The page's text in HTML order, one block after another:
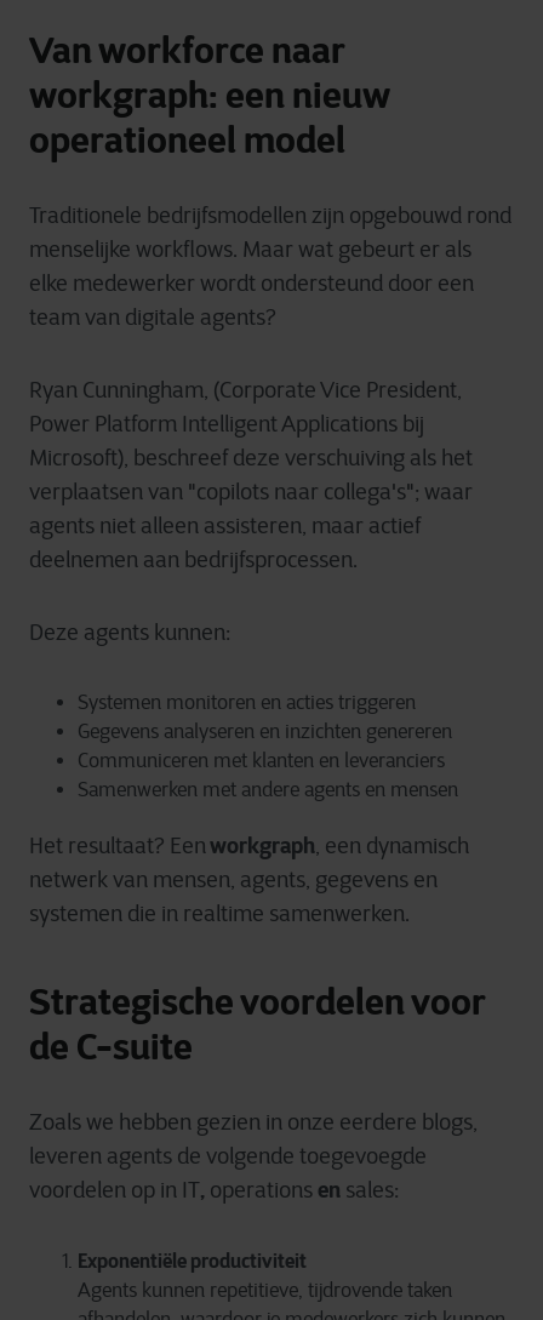
Van workforce naar
workgraph: een nieuw
operationeel model
Traditionele bedrijfsmodellen zijn opgebouwd rond
menselijke workflows. Maar wat gebeurt er als
elke medewerker wordt ondersteund door een
team van digitale agents?
Ryan Cunningham, (Corporate Vice President,
Power Platform Intelligent Applications bij
Microsoft), beschreef deze verschuiving als het
verplaatsen van "copilots naar collega's"; waar
agents niet alleen assisteren, maar actief
deelnemen aan bedrijfsprocessen.
Deze agents kunnen:
Systemen monitoren en acties triggeren
Gegevens analyseren en inzichten genereren
Communiceren met klanten en leveranciers
Samenwerken met andere agents en mensen
Het resultaat? Eenworkgraph, een dynamisch
netwerk van mensen, agents, gegevens en
systemen die in realtime samenwerken.
Strategische voordelen voor
de C-suite
Zoals we hebben gezien in onze eerdere blogs,
leveren agents de volgende toegevoegde
voordelen op in IT, operations en sales:
Exponentiële productiviteit
Agents kunnen repetitieve, tijdrovende taken